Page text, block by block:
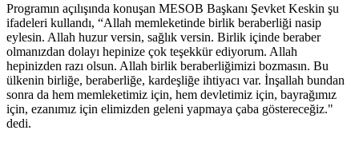
Programın açılışında konuşan MESOB Başkanı Şevket Keskin şu
ifadeleri kullandı, “Allah memleketinde birlik beraberliği nasip
eylesin. Allah huzur versin, sağlık versin. Birlik içinde beraber
olmanızdan dolayı hepinize çok teşekkür ediyorum. Allah
hepinizden razı olsun. Allah birlik beraberliğimizi bozmasın. Bu
ülkenin birliğe, beraberliğe, kardeşliğe ihtiyacı var. İnşallah bundan
sonra da hem memleketimiz için, hem devletimiz için, bayrağımız
için, ezanımız için elimizden geleni yapmaya çaba göstereceğiz."
dedi.